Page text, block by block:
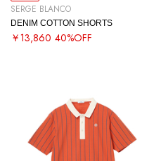
SERGE BLANCO
DENIM COTTON SHORTS
￥13,860 40%OFF